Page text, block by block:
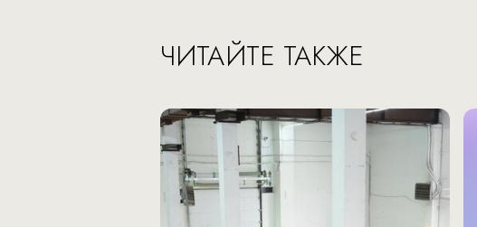
ЧИТАЙТЕ ТАКЖЕ